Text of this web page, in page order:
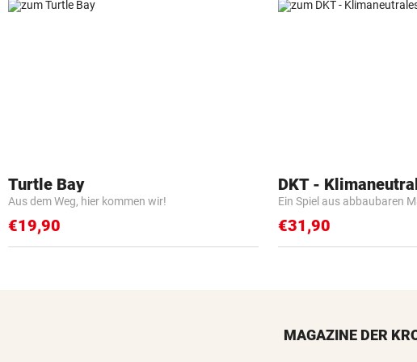
Turtle Bay
Aus dem Weg, hier kommen wir!
€19,90
DKT -
Ein Spiel aus abbaubaren
€31,90
MAGAZINE DER